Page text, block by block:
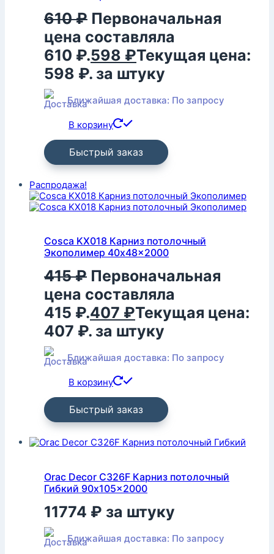
610₽ Первоначальная
цена составляла
610 ₽.598 ₽Текущая цена:
598 ₽. за штуку
Ближайшая доставка: По запросу
В корзину
Быстрый заказ
Распродажа!
Cosca KX018 Карниз потолочный
Экополимер 40x48x2000
415₽ Первоначальная
цена составляла
415 ₽.407 ₽Текущая цена:
407 ₽. за штуку
Ближайшая доставка: По запросу
В корзину
Быстрый заказ
Orac Decor C326F Карниз потолочный
Гибкий 90x105x2000
11774 ₽ за штуку
Ближайшая доставка: По запросу